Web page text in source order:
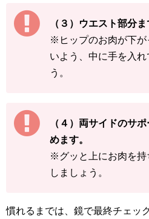
（３）ウエスト部分
※ヒップのお肉が下が
いよう、中に手を入
う。
（４）両サイドのサ
めます。
※グッと上にお肉を持
しましょう。
慣れるまでは、鏡で最終チェッ